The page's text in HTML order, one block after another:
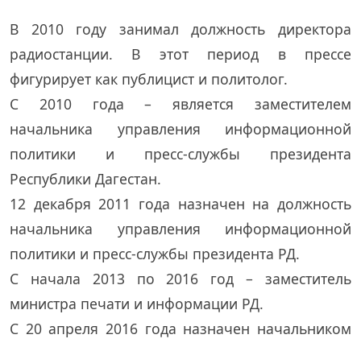
В 2010 году занимал должность директора
радиостанции. В этот период в прессе
фигурирует как публицист и политолог.
С 2010 года – является заместителем
начальника управления информационной
политики и пресс-службы президента
Республики Дагестан.
12 декабря 2011 года назначен на должность
начальника управления информационной
политики и пресс-службы президента РД.
С начала 2013 по 2016 год – заместитель
министра печати и информации РД.
С 20 апреля 2016 года назначен начальником